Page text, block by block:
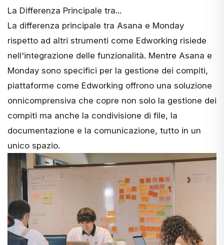
La Differenza Principale tra...
La differenza principale tra Asana e Monday
rispetto ad altri strumenti come Edworking risiede
nell'integrazione delle funzionalità. Mentre Asana e
Monday sono specifici per la gestione dei compiti,
piattaforme come Edworking offrono una soluzione
onnicomprensiva che copre non solo la gestione dei
compiti ma anche la condivisione di file, la
documentazione e la comunicazione, tutto in un
unico spazio.